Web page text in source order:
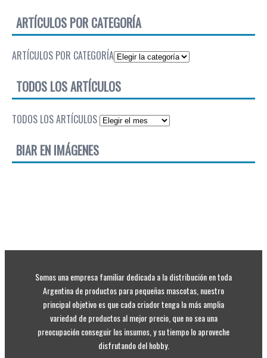
ARTÍCULOS POR CATEGORÍA
ARTÍCULOS POR CATEGORÍA
TODOS LOS ARTÍCULOS
TODOS LOS ARTÍCULOS
BIAR EN IMÁGENES
Somos una empresa familiar dedicada a la distribución en toda
Argentina de productos para pequeñas mascotas, nuestro
principal objetivo es que cada criador tenga la más amplia
variedad de productos al mejor precio, que no sea una
preocupación conseguir los insumos, y su tiempo lo aproveche
disfrutando del hobby.